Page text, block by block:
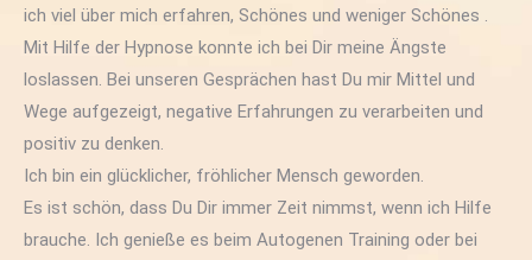
ich viel über mich erfahren, Schönes und weniger Schönes .
Mit Hilfe der Hypnose konnte ich bei Dir meine Ängste
loslassen. Bei unseren Gesprächen hast Du mir Mittel und
Wege aufgezeigt, negative Erfahrungen zu verarbeiten und
positiv zu denken.
Ich bin ein glücklicher, fröhlicher Mensch geworden.
Es ist schön, dass Du Dir immer Zeit nimmst, wenn ich Hilfe
brauche. Ich genieße es beim Autogenen Training oder bei